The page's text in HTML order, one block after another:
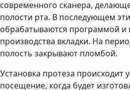
современного сканера,
полости рта. В последующем
обрабатываются программой и
производства вкладки. На
полость закрывают пломбой.
Установка протеза происходит
посещение, когда будет